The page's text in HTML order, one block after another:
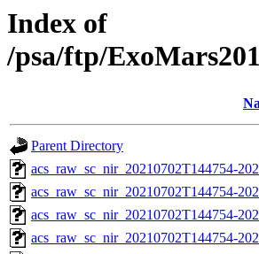
Index of
/psa/ftp/
Parent Directory
acs_raw_sc_nir_20210702T144754-
acs_raw_sc_nir_20210702T144754-
acs_raw_sc_nir_20210702T144754-
acs_raw_sc_nir_20210702T144754-